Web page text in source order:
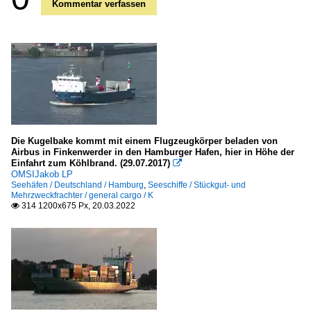
Kommentar verfassen
Die Kugelbake kommt mit einem Flugzeugkörper beladen von
Airbus in Finkenwerder in den Hamburger Hafen, hier in Höhe der
Einfahrt zum Köhlbrand. (29.07.2017) 
OMSIJakob LP
Seehäfen / Deutschland / Hamburg, Seeschiffe / Stückgut- und
Mehrzweckfrachter / general cargo / K
 314 1200x675 Px, 20.03.2022